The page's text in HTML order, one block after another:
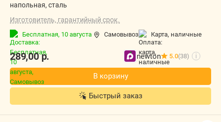
напольная, сталь
Изготовитель, гарантийный срок.
Бесплатная, 10 августа Самовывоз карта, наличные
289,00р. newton 5.0(38) i
В корзину
Быстрый заказ